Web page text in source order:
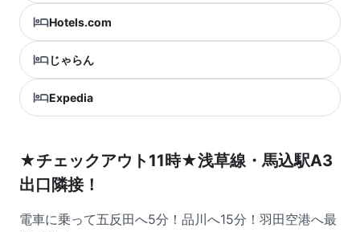
Hotels.com
じゃらん
Expedia
★チェックアウト11時★浅草線・馬込駅A3
出口隣接！
電車に乗って五反田へ5分！品川へ15分！羽田空港へ最